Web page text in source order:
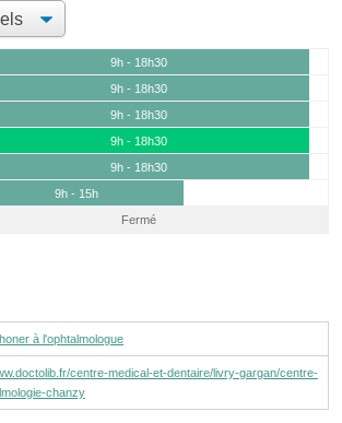
9h - 18h30
9h - 18h30
9h - 18h30
9h - 18h30
9h - 18h30
9h - 15h
Fermé
à l'ophtalmologue
centre-medical-et-dentaire/livry-gargan/centre-
chanzy